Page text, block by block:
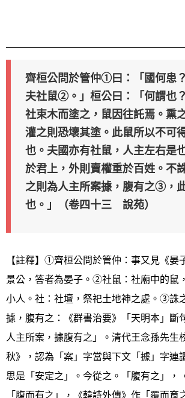
齊桓公問於管仲①曰：「國何患
夫社鼠②。」桓公曰：「何謂也
社束木而塗之，鼠因往託焉。熏
灌之則恐壞其塗。此鼠所以不可
也。夫國亦有社鼠，人主左右是
於君上，外則賣權重於百姓。不
之則為人主所案據，腹有之③，
也。」（卷四十三 說苑）
【註釋】①齊桓公問於管仲：事又見《晏
景公，答者為晏子。②社鼠：社廟中的鼠
小人。社：社壇，祭祀土地神之處。③誅
據，腹有之：《群書治要》「天明本」斷
人主所案，據腹有之」。清代王念孫先生
秋》，認為「案」字當與下文「據」字連
思是「安定之」。今從之。「腹有之」，
「腹而有之」，《韓詩外傳》作「覆而育